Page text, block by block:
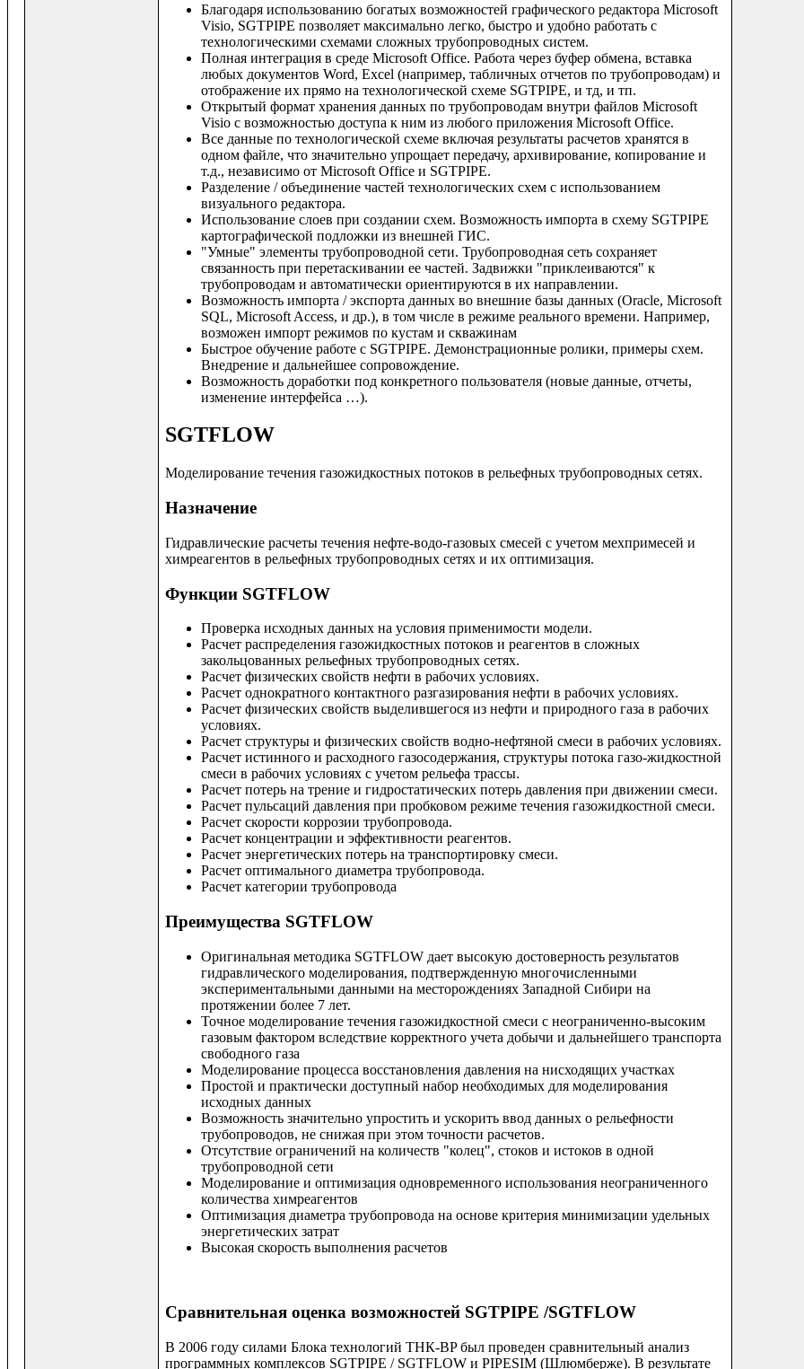
Благодаря использованию богатых возможностей графического редактора Microsoft
Visio, SGTPIPE позволяет максимально легко, быстро и удобно работать с
технологическими схемами сложных трубопроводных систем.
Полная интеграция в среде Microsoft Office. Работа через буфер обмена, вставка
любых документов Word, Excel (например, табличных отчетов по трубопроводам) и
отображение их прямо на технологической схеме SGTPIPE, и тд, и тп.
Открытый формат хранения данных по трубопроводам внутри файлов Microsoft
Visio с возможностью доступа к ним из любого приложения Microsoft Office.
Все данные по технологической схеме включая результаты расчетов хранятся в
одном файле, что значительно упрощает передачу, архивирование, копирование и
т.д., независимо от Microsoft Office и SGTPIPE.
Разделение / объединение частей технологических схем с использованием
визуального редактора.
Использование слоев при создании схем. Возможность импорта в схему SGTPIPE
картографической подложки из внешней ГИС.
"Умные" элементы трубопроводной сети. Трубопроводная сеть сохраняет
связанность при перетаскивании ее частей. Задвижки "приклеиваются" к
трубопроводам и автоматически ориентируются в их направлении.
Возможность импорта / экспорта данных во внешние базы данных (Oracle, Microsoft
SQL, Microsoft Access, и др.), в том числе в режиме реального времени. Например,
возможен импорт режимов по кустам и скважинам
Быстрое обучение работе с SGTPIPE. Демонстрационные ролики, примеры схем.
Внедрение и дальнейшее сопровождение.
Возможность доработки под конкретного пользователя (новые данные, отчеты,
изменение интерфейса …).
SGTFLOW
Моделирование течения газожидкостных потоков в рельефных трубопроводных сетях.
Назначение
Гидравлические расчеты течения нефте-водо-газовых смесей с учетом мехпримесей и
химреагентов в рельефных трубопроводных сетях и их оптимизация.
Функции SGTFLOW
Проверка исходных данных на условия применимости модели.
Расчет распределения газожидкостных потоков и реагентов в сложных
закольцованных рельефных трубопроводных сетях.
Расчет физических свойств нефти в рабочих условиях.
Расчет однократного контактного разгазирования нефти в рабочих условиях.
Расчет физических свойств выделившегося из нефти и природного газа в рабочих
условиях.
Расчет структуры и физических свойств водно-нефтяной смеси в рабочих условиях.
Расчет истинного и расходного газосодержания, структуры потока газо-жидкостной
смеси в рабочих условиях с учетом рельефа трассы.
Расчет потерь на трение и гидростатических потерь давления при движении смеси.
Расчет пульсаций давления при пробковом режиме течения газожидкостной смеси.
Расчет скорости коррозии трубопровода.
Расчет концентрации и эффективности реагентов.
Расчет энергетических потерь на транспортировку смеси.
Расчет оптимального диаметра трубопровода.
Расчет категории трубопровода
Преимущества SGTFLOW
Оригинальная методика SGTFLOW дает высокую достоверность результатов
гидравлического моделирования, подтвержденную многочисленными
экспериментальными данными на месторождениях Западной Сибири на
протяжении более 7 лет.
Точное моделирование течения газожидкостной смеси с неограниченно-высоким
газовым фактором вследствие корректного учета добычи и дальнейшего транспорта
свободного газа
Моделирование процесса восстановления давления на нисходящих участках
Простой и практически доступный набор необходимых для моделирования
исходных данных
Возможность значительно упростить и ускорить ввод данных о рельефности
трубопроводов, не снижая при этом точности расчетов.
Отсутствие ограничений на количеств "колец", стоков и истоков в одной
трубопроводной сети
Моделирование и оптимизация одновременного использования неограниченного
количества химреагентов
Оптимизация диаметра трубопровода на основе критерия минимизации удельных
энергетических затрат
Высокая скорость выполнения расчетов
Сравнительная оценка возможностей SGTPIPE /SGTFLOW
В 2006 году силами Блока технологий ТНК-BP был проведен сравнительный анализ
программных комплексов SGTPIPE / SGTFLOW и PIPESIM (Шлюмберже). В результате